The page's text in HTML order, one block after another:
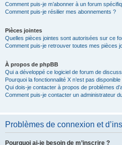
Comment puis-je m’abonner à un forum
Comment puis-je résilier mes abonnements ?
Pièces jointes
Quelles pièces jointes sont autorisées sur ce
Comment puis-je retrouver toutes mes pièces
À propos de phpBB
Qui a développé ce logiciel de forum de
Pourquoi la fonctionnalité X n’est pas disponible
Qui dois-je contacter à propos de problèmes
Comment puis-je contacter un administrateur
Problèmes de connexion et
Pourquoi ai-je besoin de m’inscrire ?